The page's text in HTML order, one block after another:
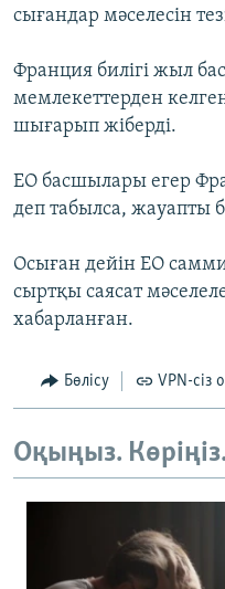
сығандар мәселесін
Франция билігі жыл
мемлекеттерден
шығарып жіберді.
ЕО басшылары егер
деп табылса, жауапты
Осыған дейін ЕО
сыртқы саясат
хабарланған.
Бөлісу VPN-сіз
Оқыңыз.